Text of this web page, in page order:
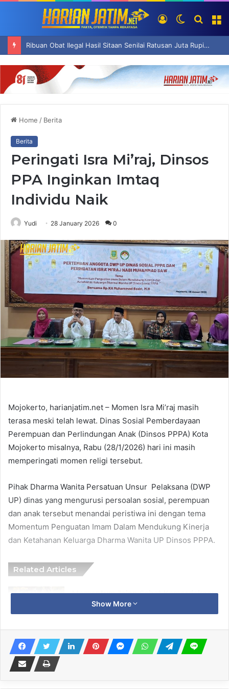
Search
for
Switch
skin
Log
In
Ribuan Obat Ilegal Hasil Sitaan Senilai Ratusan Juta Rupiah Dimusnahkan di Surabaya
Home / Berita
Berita
Peringati Isra Mi’raj, Dinsos
PPA Inginkan Imtaq
Individu Naik
Yudi 28 January 2026 0
Mojokerto, harianjatim.net – Momen Isra Mi’raj masih
terasa meski telah lewat. Dinas Sosial Pemberdayaan
Perempuan dan Perlindungan Anak (Dinsos PPPA) Kota
Mojokerto misalnya, Rabu (28/1/2026) hari ini masih
memperingati momen religi tersebut.
Pihak Dharma Wanita Persatuan Unsur Pelaksana (DWP
UP) dinas yang mengurusi persoalan sosial, perempuan
dan anak tersebut menandai peristiwa ini dengan tema
Momentum Penguatan Imam Dalam Mendukung Kinerja
dan Ketahanan Keluarga Dharma Wanita UP Dinsos PPPA.
Related Articles
Momentum Jalan Sehat Kemerdekaan,
SDN Ledokwetan Bojonegoro
8 August 2026
Ribuan Obat Ilegal Hasil Sitaan Senilai
Show More